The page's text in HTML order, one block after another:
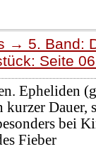
→ 5. Band:
Seite
Epheliden
Dauer,
bei
Fieber